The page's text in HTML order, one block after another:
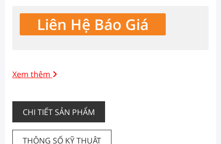
Liên Hệ Báo Giá
Xem thêm
CHI TIẾT SẢN PHẨM
THÔNG SỐ KỸ THUẬT